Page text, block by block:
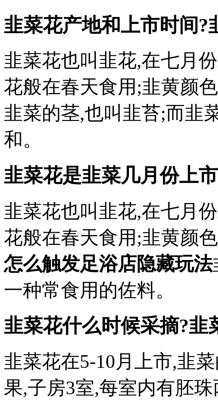
韭菜花产地和上市时间?
韭菜花也叫韭花,在七月
花般在春天食用;韭黄颜
韭菜的茎,也叫韭苔;而韭
和。
韭菜花是韭菜几月份上
韭菜花也叫韭花,在七月
花般在春天食用;韭黄颜
怎么触发足浴店隐藏玩法
一种常食用的佐料。
韭菜花什么时候采摘?韭
韭菜花在5-10月上市,韭
果,子房3室,每室内有胚